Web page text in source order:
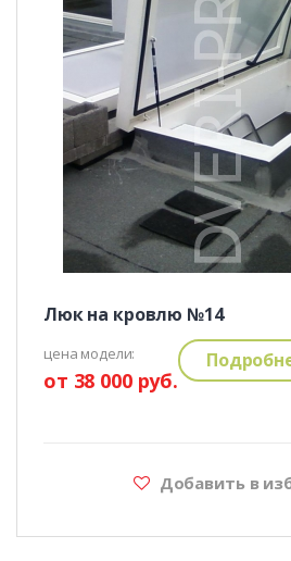
Люк на кровлю №14
цена модели:
от 38 000 руб.
Добавить в